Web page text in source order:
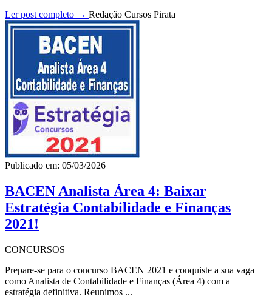
Ler post completo → Redação Cursos Pirata
Publicado em: 05/03/2026
BACEN Analista Área 4: Baixar
Estratégia Contabilidade e Finanças
2021!
CONCURSOS
Prepare-se para o concurso BACEN 2021 e conquiste a sua vaga
como Analista de Contabilidade e Finanças (Área 4) com a
estratégia definitiva. Reunimos ...